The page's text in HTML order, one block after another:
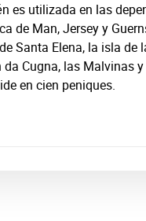
es utilizada en las
de Man, Jersey y
Santa Elena, la isla de
da Cugna, las Malvinas
en cien peniques.